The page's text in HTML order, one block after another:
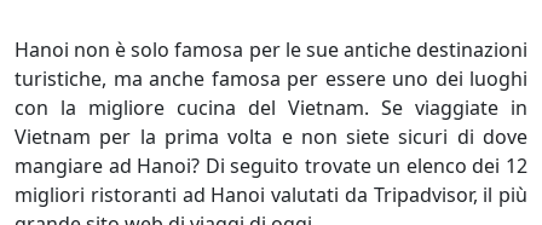
Hanoi non è solo famosa per le sue antiche destinazioni
turistiche, ma anche famosa per essere uno dei luoghi
con la migliore cucina del Vietnam. Se viaggiate in
Vietnam per la prima volta e non siete sicuri di dove
mangiare ad Hanoi? Di seguito trovate un elenco dei 12
migliori ristoranti ad Hanoi valutati da Tripadvisor, il più